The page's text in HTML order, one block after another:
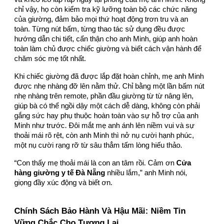
chỉ vậy, họ còn kiểm tra kỹ lưỡng toàn bộ các chức năng
của giường, đảm bảo mọi thứ hoạt động trơn tru và an
toàn. Từng nút bấm, từng thao tác sử dụng đều được
hướng dẫn chi tiết, cẩn thận cho anh Minh, giúp anh hoàn
toàn làm chủ được chiếc giường và biết cách vận hành để
chăm sóc mẹ tốt nhất.
Khi chiếc giường đã được lắp đặt hoàn chỉnh, mẹ anh Minh
được nhẹ nhàng đỡ lên nằm thử. Chỉ bằng một lần bấm nút
nhẹ nhàng trên remote, phần đầu giường từ từ nâng lên,
giúp bà có thể ngồi dậy một cách dễ dàng, không còn phải
gắng sức hay phụ thuộc hoàn toàn vào sự hỗ trợ của anh
Minh như trước. Đôi mắt mẹ anh ánh lên niềm vui và sự
thoải mái rõ rệt, còn anh Minh thì nở nụ cười hạnh phúc,
một nụ cười rạng rỡ từ sâu thẳm tấm lòng hiếu thảo.
“Con thấy mẹ thoải mái là con an tâm rồi. Cảm ơnCửa
hàng giường y tế Đà Nẵng nhiều lắm,” anh Minh nói,
giọng đầy xúc động và biết ơn.
Chính Sách Bảo Hành Và Hậu Mãi: Niềm Tin